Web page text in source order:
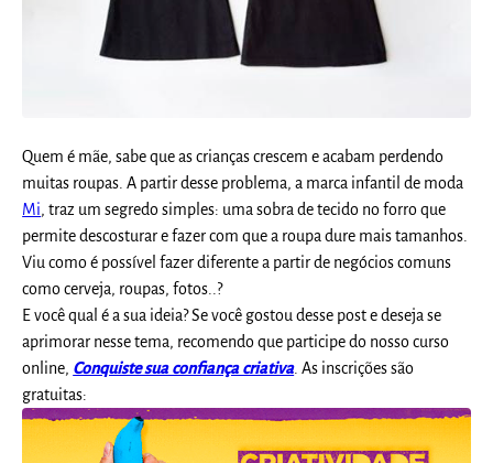
Quem é mãe, sabe que as crianças crescem e acabam perdendo
muitas roupas. A partir desse problema, a marca infantil de moda
Mi, traz um segredo simples: uma sobra de tecido no forro que
permite descosturar e fazer com que a roupa dure mais tamanhos.
Viu como é possível fazer diferente a partir de negócios comuns
como cerveja, roupas, fotos..?
E você qual é a sua ideia? Se você gostou desse post e deseja se
aprimorar nesse tema, recomendo que participe do nosso curso
online, Conquiste sua confiança criativa. As inscrições são
gratuitas: